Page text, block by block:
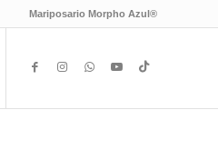
Mariposario Morpho Azul®